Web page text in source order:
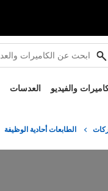
والفيديو العدسات
الطابعات أحادية الوظيفة